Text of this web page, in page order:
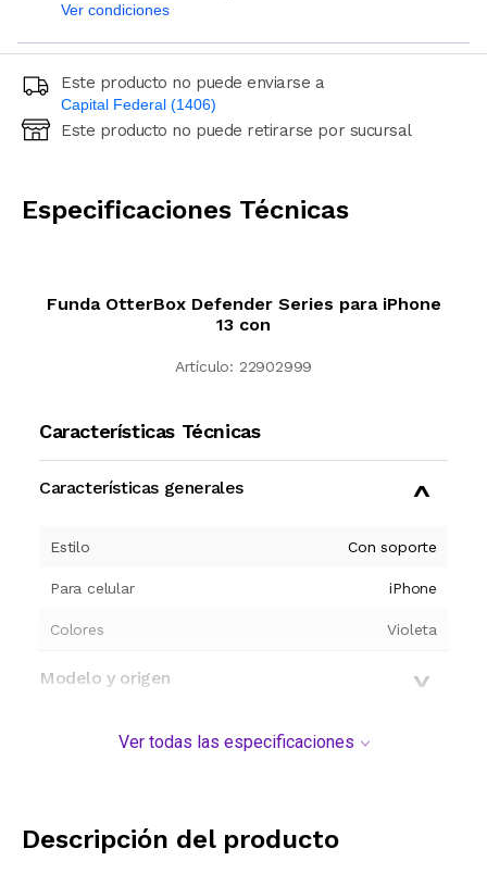
Ver condiciones
Este producto no puede enviarse a
Capital Federal (1406)
Ingresá código postal (sólo números)
Este producto no puede retirarse por sucursal
Especificaciones Técnicas
Funda OtterBox Defender Series para iPhone
13 con
Artículo: 22902999
Características Técnicas
Características generales
Estilo Con soporte
Para celular iPhone
Colores Violeta
Modelo y origen
Ver todas las especificaciones
Descripción del producto